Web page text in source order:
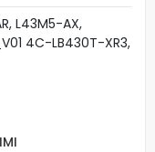
L43M5-AX,
4C-LB430T-XR3,